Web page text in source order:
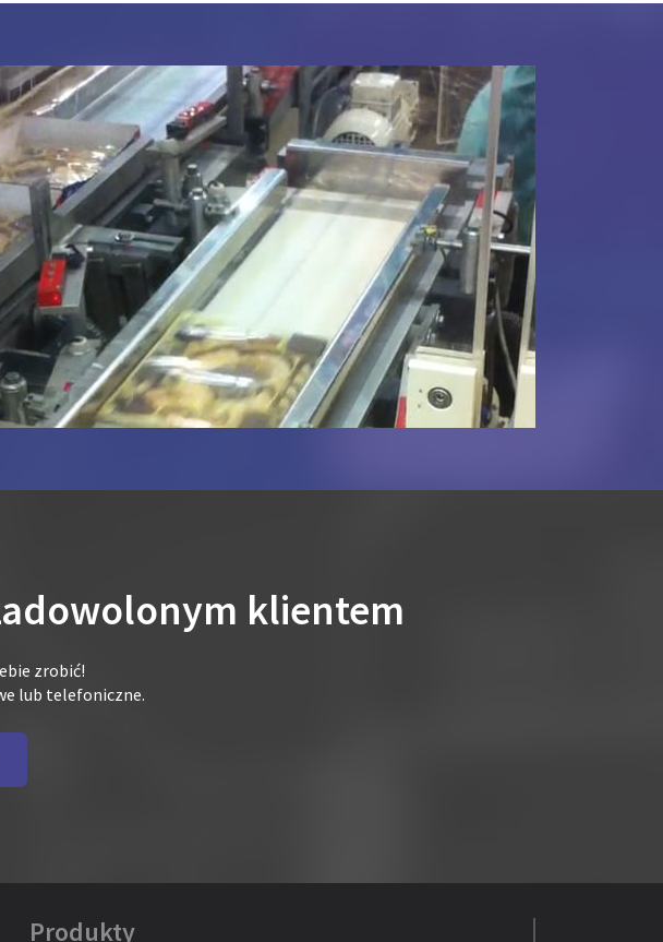
klientem
zrobić!
lub telefoniczne.
Produkty